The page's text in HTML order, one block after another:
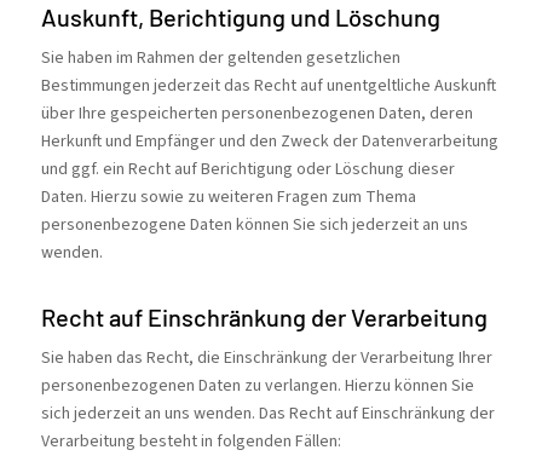
Auskunft, Berichtigung und Löschung
Sie haben im Rahmen der geltenden gesetzlichen
Bestimmungen jederzeit das Recht auf unentgeltliche Auskunft
über Ihre gespeicherten personenbezogenen Daten, deren
Herkunft und Empfänger und den Zweck der Datenverarbeitung
und ggf. ein Recht auf Berichtigung oder Löschung dieser
Daten. Hierzu sowie zu weiteren Fragen zum Thema
personenbezogene Daten können Sie sich jederzeit an uns
wenden.
Recht auf Einschränkung der Verarbeitung
Sie haben das Recht, die Einschränkung der Verarbeitung Ihrer
personenbezogenen Daten zu verlangen. Hierzu können Sie
sich jederzeit an uns wenden. Das Recht auf Einschränkung der
Verarbeitung besteht in folgenden Fällen: